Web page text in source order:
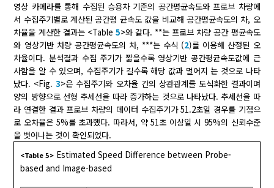
영상 카메라를 통해 수집된 승용차 기준의 공간평균속도와 프로브 차량에
서 수집주기별로 계산된 공간평 균속도 값을 비교해 공간평균속도의 차, 오
차율을 계산한 결과는 <Table 5>와 같다. **는 프로브 차량 공간 평균속도
와 영상기반 차량 공간평균속도의 차, ***는 수식 (2)를 이용해 산정된 오
차율이다. 분석결과 수집 주기가 짧을수록 영상기반 공간평균속도값에 근
사함을 알 수 있으며, 수집주기가 길수록 해당 값과 멀어지 는 것으로 나타
났다. <Fig.3>은 수집주기와 오차율 간의 상관관계를 도식화한 결과이며
양의 방향으로 선형 추세선을 따라 증가하는 것으로 나타났다. 추세선을 따
라 연결한 결과 프로브 차량의 데이터 수집주기가 51.2초일 경우를 기점으
로 오차율은 5%를 초과했다. 따라서, 약 51초 이상일 시 95%의 신뢰수준
을 벗어나는 것이 확인되었다.
<Table 5> Estimated Speed Difference between Probe-
based and Image-based